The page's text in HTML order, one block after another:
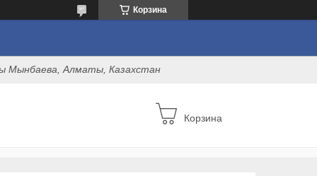
Корзина
Мынбаева, Алматы, Казахстан
Корзина